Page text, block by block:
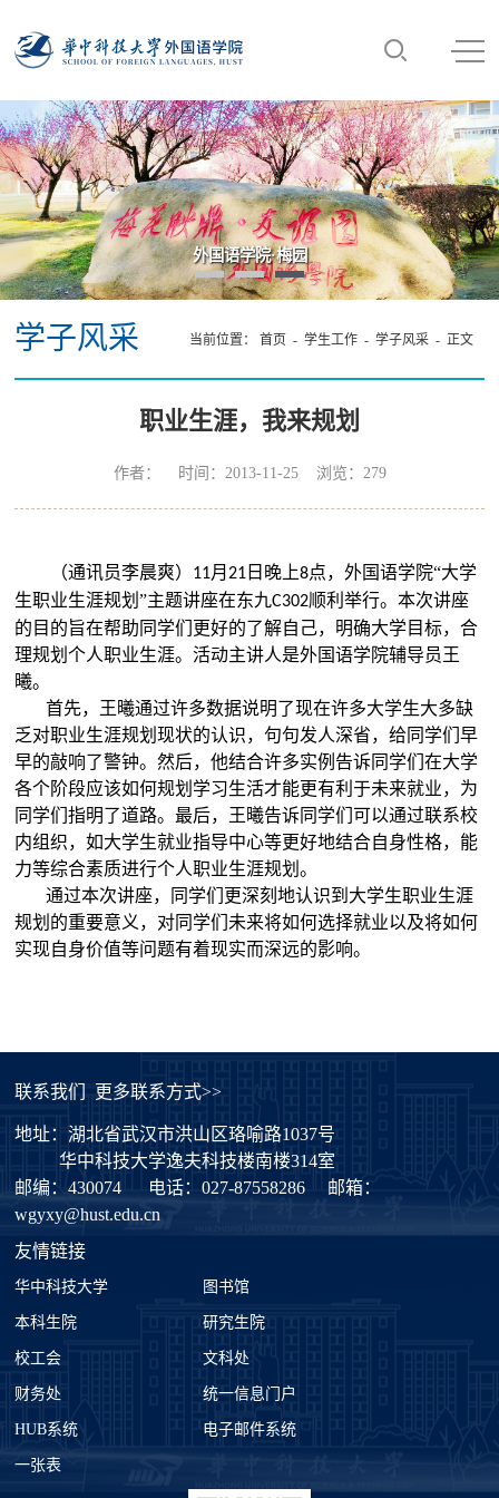
外国语学院·梅园
学子风采 当前位置： 首页 - 学生工作- 学子风采- 正文
职业生涯，我来规划
作者： 时间：2013-11-25 浏览： 279
（通讯员李晨爽） 11月 21 日晚上8点，外国语学院“大学
生职业生涯规划”主题讲座在东九C302顺利举行。本次讲座
的目的旨在帮助同学们更好的了解自己，明确大学目标，合
理规划个人职业生涯。活动主讲人是外国语学院辅导员王
曦。
首先，王曦通过许多数据说明了现在许多大学生大多缺
乏对职业生涯规划现状的认识，句句发人深省，给同学们早
早的敲响了警钟。然后，他结合许多实例告诉同学们在大学
各个阶段应该如何规划学习生活才能更有利于未来就业，为
同学们指明了道路。最后，王曦告诉同学们可以通过联系校
内组织，如大学生就业指导中心等更好地结合自身性格，能
力等综合素质进行个人职业生涯规划。
通过本次讲座，同学们更深刻地认识到大学生职业生涯
规划的重要意义，对同学们未来将如何选择就业以及将如何
实现自身价值等问题有着现实而深远的影响。
联系我们 更多联系方式>>
地址：湖北省武汉市洪山区珞喻路1037号
华中科技大学逸夫科技楼南楼314室
邮编：430074
电话：027-87558286
邮箱：
wgyxy@hust.edu.cn
友情链接
华中科技大学 图书馆
本科生院 研究生院
校工会 文科处
财务处 统一信息门户
HUB系统 电子邮件系统
一张表